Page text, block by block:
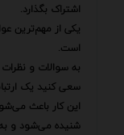
اشتراک بگذارد.
یکی از مهم‌ترین
است.
به سوالات و
سعی کنید یک
این کار باعث
شنیده می‌شود و